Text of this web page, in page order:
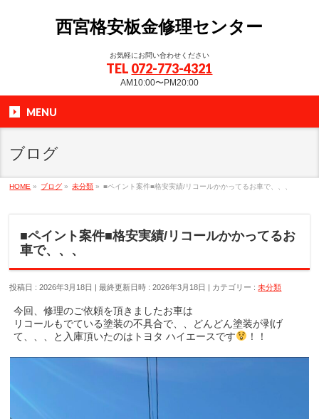
西宮格安板金修理センター
お気軽にお問い合わせください
TEL 072-773-4321
AM10:00〜PM20:00
MENU
ブログ
HOME » ブログ » 未分類 » ■ペイント案件■格安実績/リコールかかってるお車で、、、
■ペイント案件■格安実績/リコールかかってるお
車で、、、
投稿日 : 2026年3月18日 最終更新日時 : 2026年3月18日 カテゴリー :未分類
今回、修理のご依頼を頂きましたお車は
リコールもでている塗装の不具合で、、どんどん塗装が剥げ
て、、、と入庫頂いたのはトヨタ ハイエースです
！！